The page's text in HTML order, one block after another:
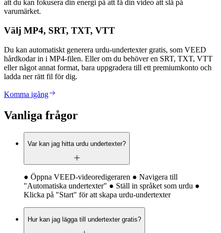
att du kan fokusera din energi på att få din video att slå på
varumärket.
Välj MP4, SRT, TXT, VTT
Du kan automatiskt generera urdu-undertexter gratis, som VEED
hårdkodar in i MP4-filen. Eller om du behöver en SRT, TXT, VTT
eller något annat format, bara uppgradera till ett premiumkonto och
ladda ner rätt fil för dig.
Komma igång
Vanliga frågor
Var kan jag hitta urdu undertexter?
● Öppna VEED-videoredigeraren ● Navigera till
"Automatiska undertexter" ● Ställ in språket som urdu ●
Klicka på "Start" för att skapa urdu-undertexter
Hur kan jag lägga till undertexter gratis?